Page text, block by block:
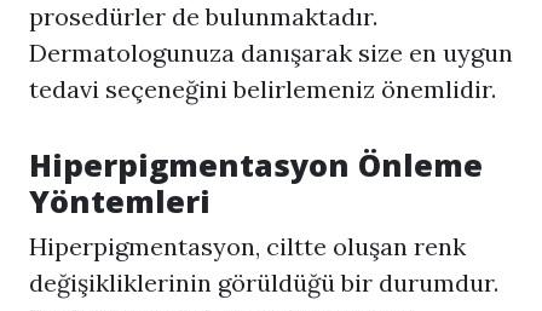
prosedürler de bulunmaktadır.
Dermatologunuza danışarak size en uygun
tedavi seçeneğini belirlemeniz önemlidir.
Hiperpigmentasyon Önleme
Yöntemleri
Hiperpigmentasyon, ciltte oluşan renk
değişikliklerinin görüldüğü bir durumdur.